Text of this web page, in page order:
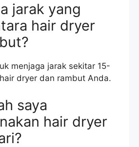
jarak yang
hair dryer
menjaga jarak sekitar 15-
dryer dan rambut Anda.
saya
hair dryer